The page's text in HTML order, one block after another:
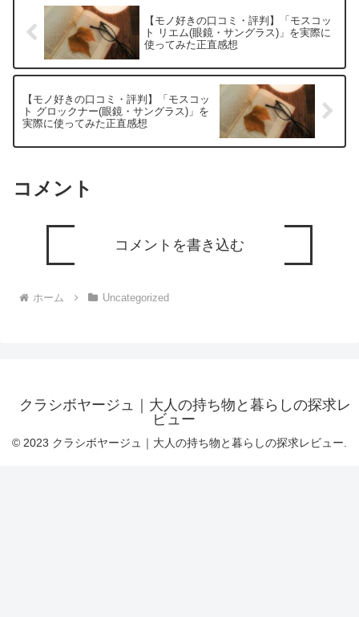
【モノ好きの口コミ・評判】「モスコッ
ト リエム(眼鏡・サングラス)」を実際に
使ってみた正直感想
【モノ好きの口コミ・評判】「モスコッ
ト グロックナー(眼鏡・サングラス)」を
実際に使ってみた正直感想
コメント
コメントを書き込む
ホーム Uncategorized
クラシボヤージュ｜大人の持ち物と暮らしの探求レ
ビュー
© 2023 クラシボヤージュ｜大人の持ち物と暮らしの探求レビュー.